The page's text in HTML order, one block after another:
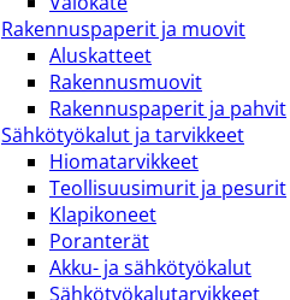
Rakennuspaperit ja muovit
Aluskatteet
Rakennusmuovit
Rakennuspaperit ja pahvit
Sähkötyökalut ja tarvikkeet
Hiomatarvikkeet
Teollisuusimurit ja pesurit
Klapikoneet
Poranterät
Akku- ja sähkötyökalut
Sähkötyökalutarvikkeet